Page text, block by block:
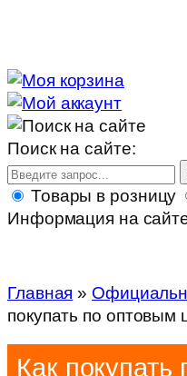
Поиск на сайте:
Товары в розницу
Информация на
Главная »
покупать по оптовым
Как